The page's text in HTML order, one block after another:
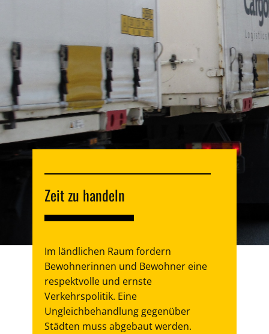
Zeit zu handeln
Im ländlichen Raum fordern
Bewohnerinnen und Bewohner eine
respektvolle und ernste
Verkehrspolitik. Eine
Ungleichbehandlung gegenüber
Städten muss abgebaut werden.